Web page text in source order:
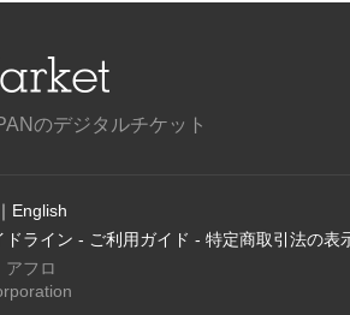
のデジタルチケット
｜ English
ドライン - ご利用ガイド - 特定商取引法の表
アフロ